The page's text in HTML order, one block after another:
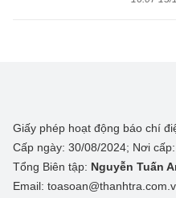
Giấy phép hoạt động báo chí
Cấp ngày: 30/08/2024; Nơi
Tổng Biên tập: Nguyễn Tuấn
Email: